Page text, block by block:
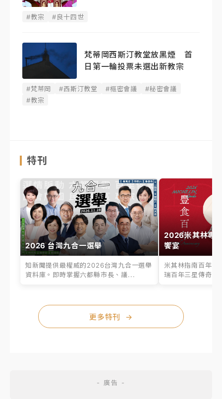
#教宗 #良十四世
梵蒂岡西斯汀教堂放黑煙 首
日第一輪投票未選出新教宗
#梵蒂岡 #西斯汀教堂 #樞密會議
#秘密會議
#教宗
特刊
2026 台灣九合一選舉
知新聞提供最權威的2026台灣九合一選舉
資料庫。即時掌握六都縣市長、議...
2026米其林專
饗宴
米其林指南百年之
瑞百年三星傳奇、
更多特刊 →